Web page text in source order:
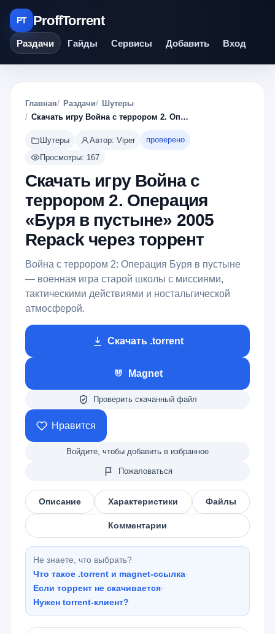
PT ProffTorrent
Раздачи Гайды Сервисы Добавить Вход
Главная Раздачи
Шутеры
Скачать игру Война с террором 2. Операция «Буря в пустыне» 2005 Repack через торрент
Шутеры Автор: Viper
проверено
Просмотры: 167
Скачать игру Война с
террором 2. Операция
«Буря в пустыне» 2005
Repack через торрент
Война с террором 2: Операция Буря в пустыне
— военная игра старой школы с миссиями,
тактическими действиями и ностальгической
атмосферой.
Скачать .torrent
Magnet
Проверить скачанный файл
Нравится
Войдите, чтобы добавить в избранное
Пожаловаться
Описание Характеристики Файлы
Комментарии
Не знаете, что выбрать?
Что такое .torrent и magnet-ссылка·
Если торрент не скачивается·
Нужен torrent-клиент?